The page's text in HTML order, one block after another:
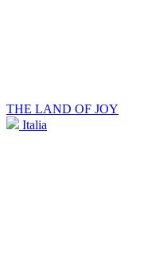
THE LAND OF JOY
Italia